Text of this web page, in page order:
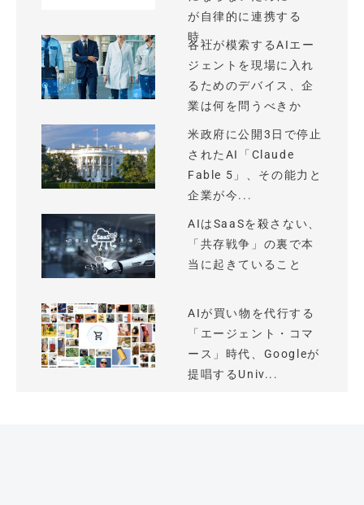
が自律的に連携する
時...
各社が模索するAIエー
ジェントを現場に入れ
るためのデバイス、企
業は何を問うべきか
米政府に公開3日で停止
されたAI「Claude
Fable 5」、その能力と
企業が今...
AIはSaaSを殺さない、
「共存戦争」の裏で本
当に起きていること
AIが買い物を代行する
「エージェント・コマ
ース」時代、Googleが
提唱するUniv...